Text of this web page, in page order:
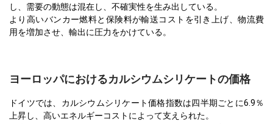
し、需要の動態は混在し、不確実性を生み出している。
より高いバンカー燃料と保険料が輸送コストを引き上げ、物流費
用を増加させ、輸出に圧力をかけている。
ヨーロッパにおけるカルシウムシリケートの価格
ドイツでは、カルシウムシリケート価格指数は四半期ごとに6.9％
上昇し、高いエネルギーコストによって支えられた。